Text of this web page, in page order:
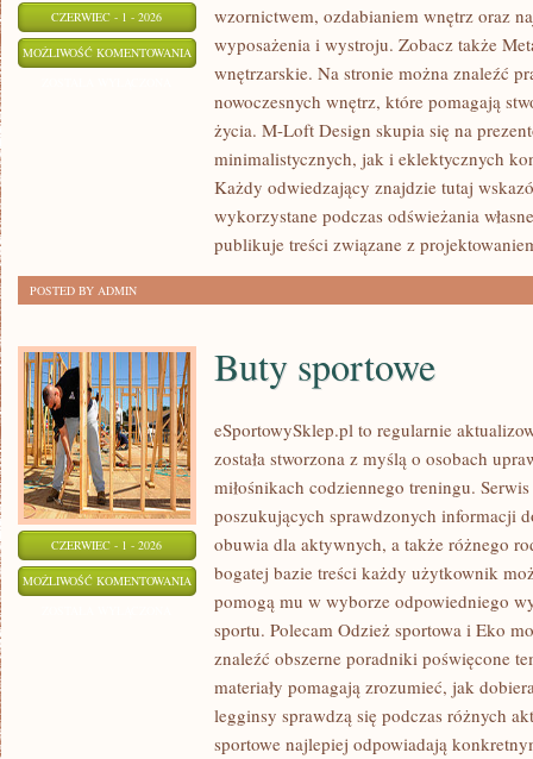
CZERWIEC - 1 - 2026
MOŻLIWOŚĆ KOMENTOWANIA MEBLE
DODATKI
wzornictwem, ozdabianiem wnętrz oraz
wyposażenia i wystroju. Zobacz także
wnętrzarskie. Na stronie można znaleźć
nowoczesnych wnętrz, które pomagają
życia. M-Loft Design skupia się na
minimalistycznych, jak i eklektycznych
Każdy odwiedzający znajdzie tutaj
wykorzystane podczas odświeżania
publikuje treści związane z
POSTED BY ADMIN
CZERWIEC - 1 - 2026
MOŻLIWOŚĆ KOMENTOWANIA BUTY
SPORTOWE
Buty sportowe
eSportowySklep.pl to regularnie
została stworzona z myślą o osobach
miłośnikach codziennego treningu.
poszukujących sprawdzonych informacji
obuwia dla aktywnych, a także różnego
bogatej bazie treści każdy użytkownik
pomogą mu w wyborze odpowiedniego
sportu. Polecam Odzież sportowa i Eko
znaleźć obszerne poradniki poświęcone
materiały pomagają zrozumieć, jak
legginsy sprawdzą się podczas różnych
sportowe najlepiej odpowiadają